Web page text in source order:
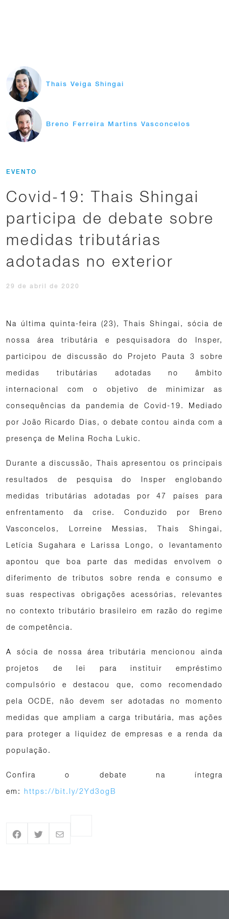
Thais Veiga Shingai
Breno Ferreira Martins Vasconcelos
EVENTO
Covid-19: Thais Shingai
participa de debate sobre
medidas tributárias
adotadas no exterior
29 de abril de 2020
Na última quinta-feira (23), Thais Shingai, sócia de
nossa área tributária e pesquisadora do Insper,
participou de discussão do Projeto Pauta 3 sobre
medidas tributárias adotadas no âmbito
internacional com o objetivo de minimizar as
consequências da pandemia de Covid-19. Mediado
por João Ricardo Dias, o debate contou ainda com a
presença de Melina Rocha Lukic.
Durante a discussão, Thais apresentou os principais
resultados de pesquisa do Insper englobando
medidas tributárias adotadas por 47 países para
enfrentamento da crise. Conduzido por Breno
Vasconcelos, Lorreine Messias, Thais Shingai,
Letícia Sugahara e Larissa Longo, o levantamento
apontou que boa parte das medidas envolvem o
diferimento de tributos sobre renda e consumo e
suas respectivas obrigações acessórias, relevantes
no contexto tributário brasileiro em razão do regime
de competência.
A sócia de nossa área tributária mencionou ainda
projetos de lei para instituir empréstimo
compulsório e destacou que, como recomendado
pela OCDE, não devem ser adotadas no momento
medidas que ampliam a carga tributária, mas ações
para proteger a liquidez de empresas e a renda da
população.
Confira o debate na íntegra
em: https://bit.ly/2Yd3ogB